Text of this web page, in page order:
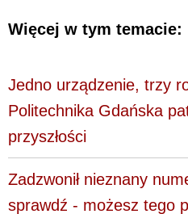
Więcej w tym temacie:
Jedno urządzenie, trzy
Politechnika Gdańska
przyszłości
Zadzwonił nieznany
sprawdź - możesz tego